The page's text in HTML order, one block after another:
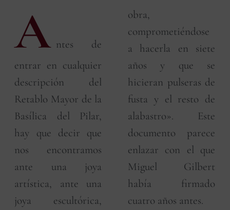
A ntes de
entrar en cualquier
descripción del
Retablo Mayor de la
Basílica del Pilar,
hay que decir que
nos encontramos
ante una joya
artística, ante una
joya escultórica,
obra,
comprometiéndose
a hacerla en siete
años y que se
hicieran pulseras de
fusta y el resto de
alabastro». Este
documento parece
enlazar con el que
Miguel Gilbert
había firmado
cuatro años antes.